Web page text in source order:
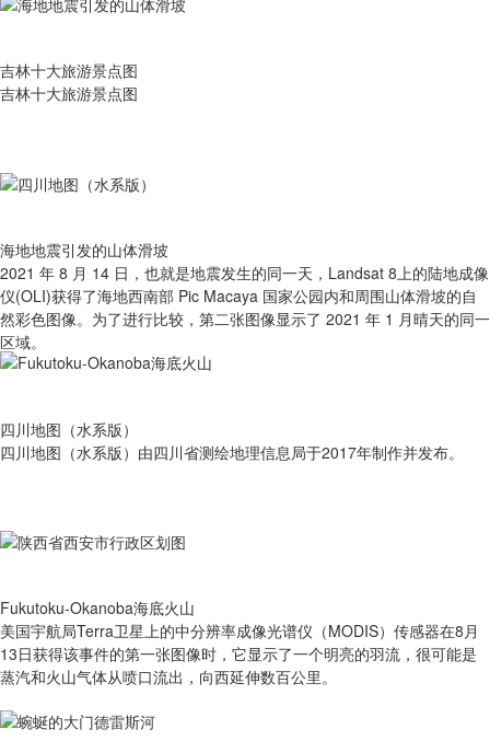
吉林十大旅游景点图
吉林十大旅游景点图
海地地震引发的山体滑坡
2021 年 8 月 14 日，也就是地震发生的同一天，Landsat 8上的陆地成像
仪(OLI)获得了海地西南部 Pic Macaya 国家公园内和周围山体滑坡的自
然彩色图像。为了进行比较，第二张图像显示了 2021 年 1 月晴天的同一
区域。
四川地图（水系版）
四川地图（水系版）由四川省测绘地理信息局于2017年制作并发布。
Fukutoku-Okanoba海底火山
美国宇航局Terra卫星上的中分辨率成像光谱仪（MODIS）传感器在8月
13日获得该事件的第一张图像时，它显示了一个明亮的羽流，很可能是
蒸汽和火山气体从喷口流出，向西延伸数百公里。